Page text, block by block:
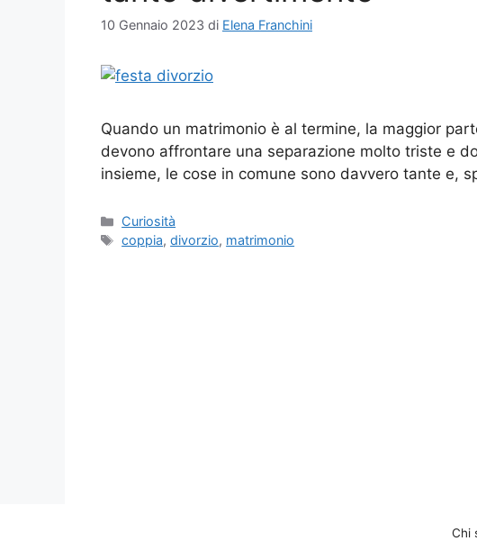
10 Gennaio 2023 di Elena Franchini
Quando un matrimonio è al termine, la maggior
devono affrontare una separazione molto triste e
insieme, le cose in comune sono davvero tante e,
Categorie
Curiosità
Tag
coppia,divorzio, matrimonio
Chi